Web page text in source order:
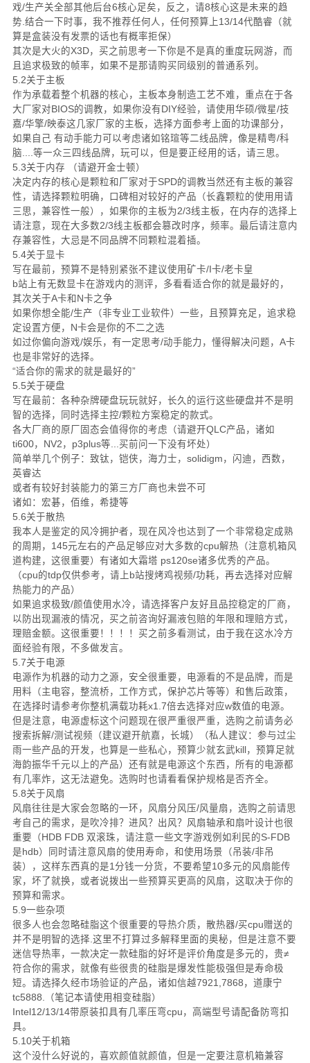
戏/生产关全部其他后台6核心足矣，反之，请8核心这是未来的趋
势.结合一下时事，我不推荐任何人，任何预算上13/14代酷睿（就
算是盒装没有发票的话也有概率拒保）
其次是大火的X3D，买之前思考一下你是不是真的重度玩网游，而
且追求极致的帧率，如果不是那请购买同级别的普通系列。
5.2关于主板
作为承载着整个机器的核心，主板本身制造工艺不难，重点在于各
大厂家对BIOS的调教，如果你没有DIY经验，请使用华硕/微星/技
嘉/华擎/映泰这几家厂家的主板，选择方面参考上面的功课部分，
如果自己 有动手能力可以考虑诸如铭瑄等二线品牌，像是精粤/科
脑....等一众三四线品牌，玩可以，但是要正经用的话，请三思。
5.3关于内存 （请避开金士顿）
决定内存的核心是颗粒和厂家对于SPD的调教当然还有主板的兼容
性，请选择颗粒明确，口碑相对较好的产品（长鑫颗粒的使用用请
三思，兼容性一般），如果你的主板为2/3线主板，在内存的选择上
请注意，现在大多数2/3线主板都会篡改时序，频率。最后请注意内
存兼容性，大忌是不同品牌不同颗粒混着插。
5.4关于显卡
写在最前，预算不是特别紧张不建议使用矿卡/I卡/老卡皇
b站上有无数显卡在游戏内的测评，多看看适合你的就是最好的，
其次关于A卡和N卡之争
如果你想全能/生产（非专业工业软件）一些，且预算充足，追求稳
定设置方便，N卡会是你的不二之选
如过你偏向游戏/娱乐，有一定思考/动手能力，懂得解决问题，A卡
也是非常好的选择。
“适合你的需求的就是最好的”
5.5关于硬盘
写在最前：各种杂牌硬盘玩玩就好，长久的运行这些硬盘并不是明
智的选择，同时选择主控/颗粒方案稳定的款式。
各大厂商的原厂固态会值得你的考虑（请避开QLC产品，诸如
ti600，NV2，p3plus等...买前问一下没有坏处）
简单举几个例子：致钛，铠侠，海力士，solidigm，闪迪，西数，
英睿达
或者有较好封装能力的第三方厂商也未尝不可
诸如：宏碁，佰维，希捷等
5.6关于散热
我本人是鉴定的风冷拥护者，现在风冷也达到了一个非常稳定成熟
的周期，145元左右的产品足够应对大多数的cpu解热（注意机箱风
道构建，这很重要）有诸如大霜塔 ps120se诸多优秀的产品。
（cpu的tdp仅供参考，请上b站搜烤鸡视频/功耗，再去选择对应解
热能力的产品）
如果追求极致/颜值使用水冷，请选择客户友好且品控稳定的厂商，
以防出现漏液的情况，买之前咨询好漏液包赔的年限和理赔方式，
理赔金额。这很重要！！！！买之前多看测试，由于我在这水冷方
面经验有限，不多做发言。
5.7关于电源
电源作为机器的动力之源，安全很重要，电源看的不是品牌，而是
用料（主电容，整流桥，工作方式，保护芯片等等）和售后政策，
在选择时请参考你整机满载功耗x1.7倍去选择对应w数值的电源。
但是注意，电源虚标这个问题现在很严重很严重，选购之前请务必
搜索拆解/测试视频（建议避开航嘉，长城）（私人建议：参与过尘
雨一些产品的开发，也算是一些私心，预算少就玄武kill，预算足就
海韵振华千元以上的产品）还有就是电源这个东西，所有的电源都
有几率炸，这无法避免。选购时也请看看保护规格是否齐全。
5.8关于风扇
风扇往往是大家会忽略的一环，风扇分风压/风量扇，选购之前请思
考自己的需求，是吹冷排？进风？出风？风扇轴承和扇叶设计也很
重要（HDB FDB 双滚珠，请注意一些文字游戏例如利民的S-FDB
是hdb）同时请注意风扇的使用寿命，和使用场景（吊装/非吊
装），这样东西真的是1分钱一分货，不要希望10多元的风扇能传
家，坏了就换，或者说拨出一些预算买更高的风扇，这取决于你的
预算和需求。
5.9一些杂项
很多人也会忽略硅脂这个很重要的导热介质，散热器/买cpu赠送的
并不是明智的选择.这里不打算过多解释里面的奥秘，但是注意不要
迷信导热率，一款决定一款硅脂的好坏是评价角度是多元的，贵≠
符合你的需求，就像有些很贵的硅脂是爆发性能极强但是寿命极
短。请选择久经市场验证的产品，诸如信越7921,7868，道康宁
tc5888.（笔记本请使用相变硅脂）
Intel12/13/14带原装扣具有几率压弯cpu，高端型号请配备防弯扣
具。
5.10关于机箱
这个没什么好说的，喜欢颜值就颜值，但是一定要注意机箱兼容